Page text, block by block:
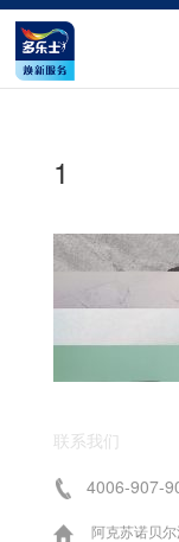
1
联系我们
4006-907-
阿克苏诺贝